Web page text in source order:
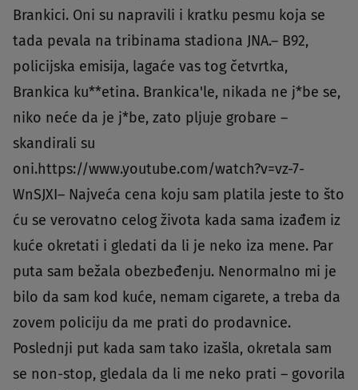
Brankici. Oni su napravili i kratku pesmu koja se
tada pevala na tribinama stadiona JNA.– B92,
policijska emisija, lagaće vas tog četvrtka,
Brankica ku**etina. Brankica'le, nikada ne j*be se,
niko neće da je j*be, zato pljuje grobare –
skandirali su
oni.https://www.youtube.com/watch?v=vz-7-
WnSJXI– Najveća cena koju sam platila jeste to što
ću se verovatno celog života kada sama izađem iz
kuće okretati i gledati da li je neko iza mene. Par
puta sam bežala obezbeđenju. Nenormalno mi je
bilo da sam kod kuće, nemam cigarete, a treba da
zovem policiju da me prati do prodavnice.
Poslednji put kada sam tako izašla, okretala sam
se non-stop, gledala da li me neko prati – govorila